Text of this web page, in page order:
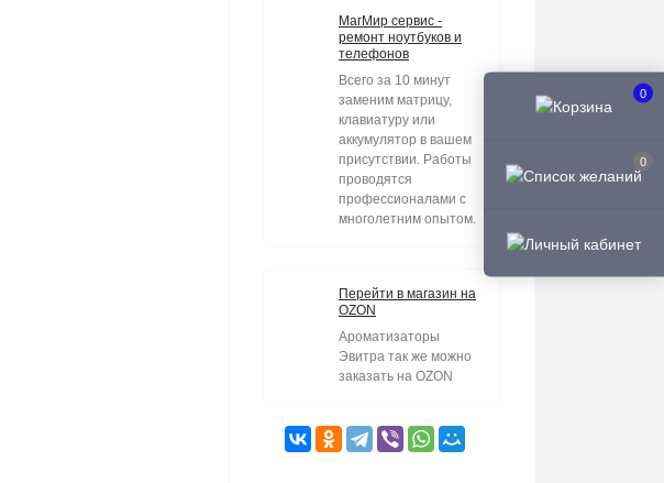
0
0
МагМир сервис -
ремонт ноутбуков и
телефонов
Всего за 10 минут
заменим матрицу,
клавиатуру или
аккумулятор в вашем
присутствии. Работы
проводятся
профессионалами с
многолетним опытом.
Перейти в магазин на
OZON
Ароматизаторы
Эвитра так же можно
заказать на OZON